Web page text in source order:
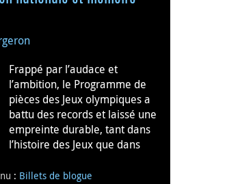
Frappé par l’audace et
l’ambition, le Programme de
pièces des Jeux olympiques a
battu des records et laissé une
empreinte durable, tant dans
l’histoire des Jeux que dans
: Billets de blogue